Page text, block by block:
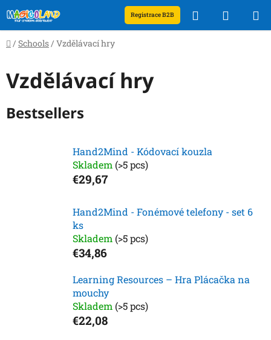
to
content
Registrace B2B Search
CART
Home
/ Schools / Vzdělávací hry
Vzdělávací hry
Bestsellers
Hand2Mind - Kódovací kouzla
Skladem (>5 pcs)
€29,67
Hand2Mind - Fonémové telefony - set 6
ks
Skladem (>5 pcs)
€34,86
Learning Resources – Hra Plácačka na
mouchy
Skladem (>5 pcs)
€22,08